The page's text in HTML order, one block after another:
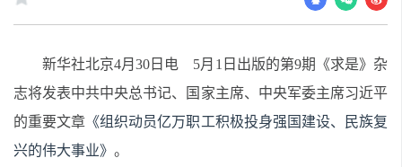
新华社北京4月30日电 5月1日出版的第9期《求是》杂
志将发表中共中央总书记、国家主席、中央军委主席习近平
的重要文章 《组织动员亿万职工积极投身强国建设、民族复
兴的伟大事业》 。